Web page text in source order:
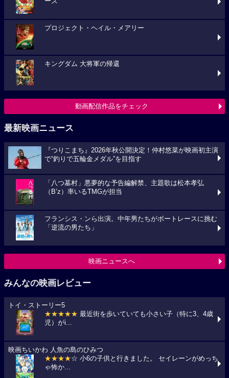
プロジェクト・ヘイル・メアリー
キングダム 大将軍の帰還
動画配信作品をチェック
最新映画ニュース
『つりこまち』2026年秋公開決定！仲村悠菜が映画初主演
で“釣りで五輪金メダル”を目指す
「八つ墓村」悪夢的な予告編解禁、主題歌は松本孝弘
（B’z）率いるTMGが担当
フランシス・ンら出演。中年男たちがボートレースに挑む
「逆流の男たち」
映画ニュースへ
みんなの映画レビュー
トイ・ストーリー5
★★★★★ 最近街を歩いていても小さい子（特に3、4歳
児）がi...
映画ちいかわ 人魚の島のひみつ
★★★★☆ 小6の子供と行きました。 セイレーンがめっち
ゃ怖か...